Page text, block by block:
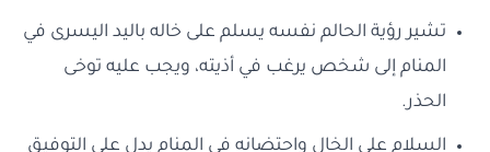
تشير رؤية الحالم نفسه يسلم على خاله باليد اليسرى في
المنام إلى شخص يرغب في أذيته، ويجب عليه توخى
الحذر.
السلام على الخال واحتضانه في المنام يدل على التوفيق